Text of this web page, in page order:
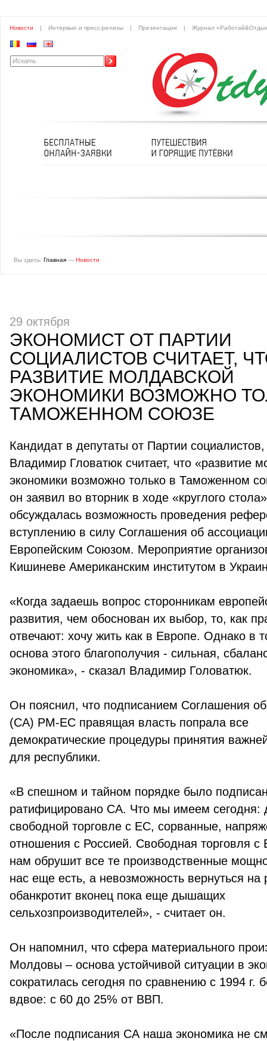
Новости | Интервью и пресс-релизы | Презентации | Журнал
Вы здесь: Главная — Новости
29 октября
ЭКОНОМИСТ ОТ ПАРТИИ
СОЦИАЛИСТОВ СЧИТАЕТ,
РАЗВИТИЕ МОЛДАВСКОЙ
ЭКОНОМИКИ ВОЗМОЖНО
ТАМОЖЕННОМ СОЮЗЕ
Кандидат в депутаты от Партии
Владимир Гловатюк считает, что «развитие
экономики возможно только в Таможенном
он заявил во вторник в ходе «круглого
обсуждалась возможность проведения
вступлению в силу Соглашения об
Европейским Союзом. Мероприятие
Кишиневе Американским институтом в
«Когда задаешь вопрос сторонникам
развития, чем обоснован их выбор, то, как
отвечают: хочу жить как в Европе. Однако в
основа этого благополучия - сильная,
экономика», - сказал Владимир Головатюк.
Он пояснил, что подписанием Соглашения
(СА) РМ-ЕС правящая власть попрала все
демократические процедуры принятия
для республики.
«В спешном и тайном порядке было
ратифицировано СА. Что мы имеем сегодня:
свободной торговле с ЕС, сорванные,
отношения с Россией. Свободная торговля с
нам обрушит все те производственные
нас еще есть, а невозможность вернуться
обанкротит вконец пока еще дышащих
сельхозпроизводителей», - считает он.
Он напомнил, что сфера материального
Молдовы – основа устойчивой ситуации в
сократилась сегодня по сравнению с 1994 г.
вдвое: с 60 до 25% от ВВП.
«После подписания СА наша экономика не